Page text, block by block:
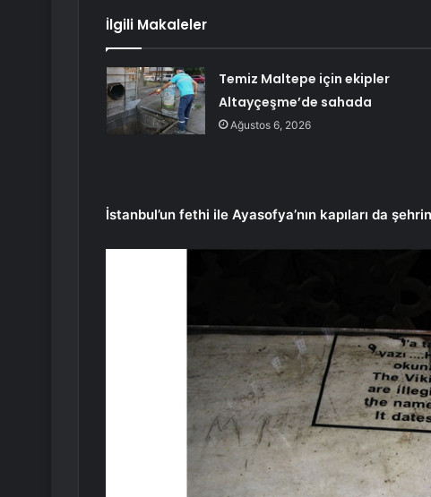
İlgili Makaleler
Temiz Maltepe için ekipler
Altayçeşme’de sahada
Ağustos 6, 2026
İstanbul’un fethi ile Ayasofya’nın kapıları da